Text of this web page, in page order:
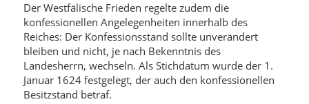
Der Westfälische Frieden regelte zudem die
konfessionellen Angelegenheiten innerhalb des
Reiches: Der Konfessionsstand sollte unverändert
bleiben und nicht, je nach Bekenntnis des
Landesherrn, wechseln. Als Stichdatum wurde der 1.
Januar 1624 festgelegt, der auch den konfessionellen
Besitzstand betraf.